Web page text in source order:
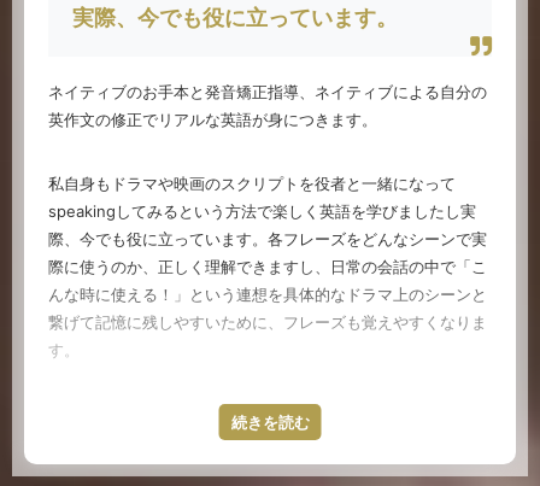
音読練習と言っても、何を読んだらいいの？という方がほとん
どだと思います。かといって、つまらないテキストや新聞記事
を読むのもしんどいです。それより自分が書いたテキストを読
ずいるので、そういう方にはこの講座はとてもありがたいは
ず！
ほんとに読むことで知らないうちに英語力が付いていくので、
もっと多くの人に実践してみてほしいと思っています！
ている講師の一人。生徒様からの信頼も厚い。ロンドン留学
後、インド、フランスなど海外生活経験豊富）
実際、今でも役に立っています。
ネイティブのお手本と発音矯正指導、ネイティブによる自分の
英作文の修正でリアルな英語が身につきます。
私自身もドラマや映画のスクリプトを役者と一緒になって
speakingしてみるという方法で楽しく英語を学びましたし実
際、今でも役に立っています。各フレーズをどんなシーンで実
際に使うのか、正しく理解できますし、日常の会話の中で「こ
んな時に使える！」という連想を具体的なドラマ上のシーンと
繋げて記憶に残しやすいために、フレーズも覚えやすくなりま
す。
やはりノン・ネイティブにありがちな間違ったストレスのかけ
方やリズム、発音でいくら練習しても英語は上手くならないの
で、何事もネイティブの真似事から入ると上達に余計な時間を
続きを読む